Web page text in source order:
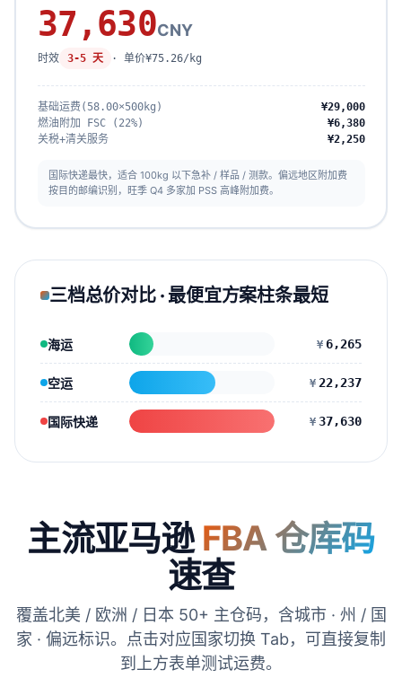
37,630CNY
时效 3-5 天 · 单价¥75.26/kg
基础运费(58.00×500kg)
¥29,000
燃油附加 FSC (22%)
¥6,380
关税+清关服务
¥2,250
国际快递最快，适合 100kg 以下急补 / 样品 / 测款。偏远地区附加费
按目的邮编识别，旺季 Q4 多家加 PSS 高峰附加费。
三档总价对比 · 最便宜方案柱条最短
海运 ¥ 6,265
空运 ¥ 22,237
国际快递 ¥ 37,630
主流亚马逊FBA 仓库码
速查
覆盖北美 / 欧洲 / 日本 50+ 主仓码，含城市 · 州 / 国
家 · 偏远标识。点击对应国家切换 Tab，可直接复制
到上方表单测试运费。